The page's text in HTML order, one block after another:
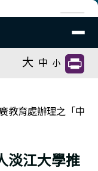
大 中 小
教育處辦理之「中
淡江大學推